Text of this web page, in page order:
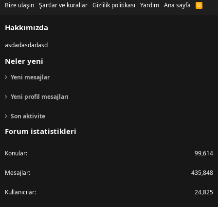
Bize ulaşın Şartlar ve kurallar Gizlilik politikası Yardım Ana sayfa
R
S
Hakkımızda
asdadasdadasd
Neler yeni
Yeni mesajlar
Yeni profil mesajları
Son aktivite
Forum istatistikleri
Konular 99,614
Mesajlar 435,848
Kullanıcılar 24,825